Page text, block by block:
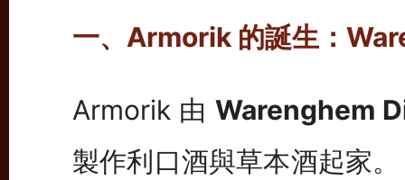
一、Armorik 的誕生：
Armorik 由 Warenghem
製作利口酒與草本酒起家